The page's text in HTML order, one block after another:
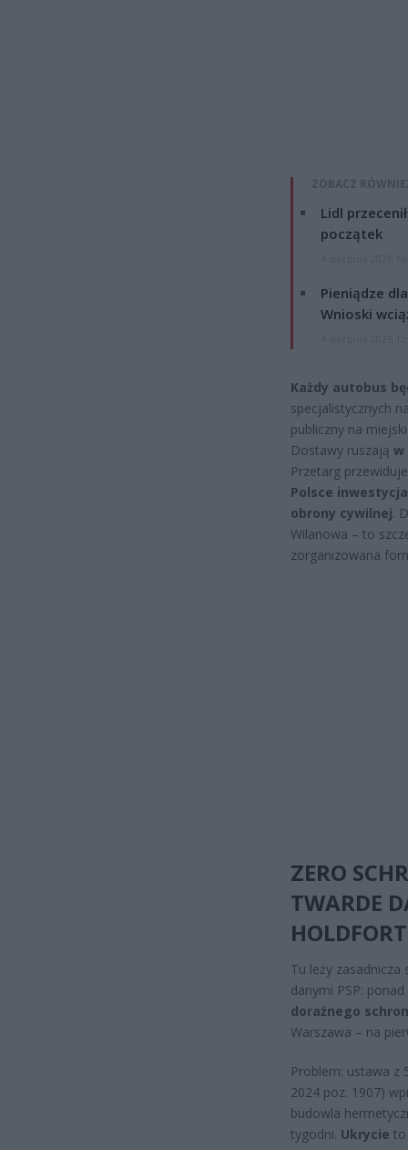
ZOBACZ
Lidl
początek
Pieniądze
Wnioski
Każdy autobus
specjalistycznych
publiczny na
Dostawy ruszają w
Przetarg
Polsce
obrony cywilnej.
Wilanowa – to
zorganizowana
ZERO
TWARDE
HOLDFORT
Tu leży
danymi PSP: ponad
doraźnego
Warszawa – na
Problem: ustawa z
2024 poz. 1907)
budowla
tygodni. Ukrycie to